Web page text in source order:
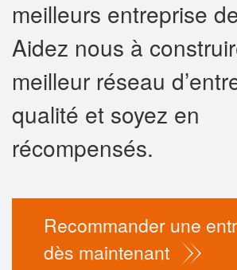
meilleurs entreprise
Aidez nous à
meilleur réseau
qualité et soyez en
récompensés.
Recommander une
dès maintenant
✕
vosmarges
nouveaux